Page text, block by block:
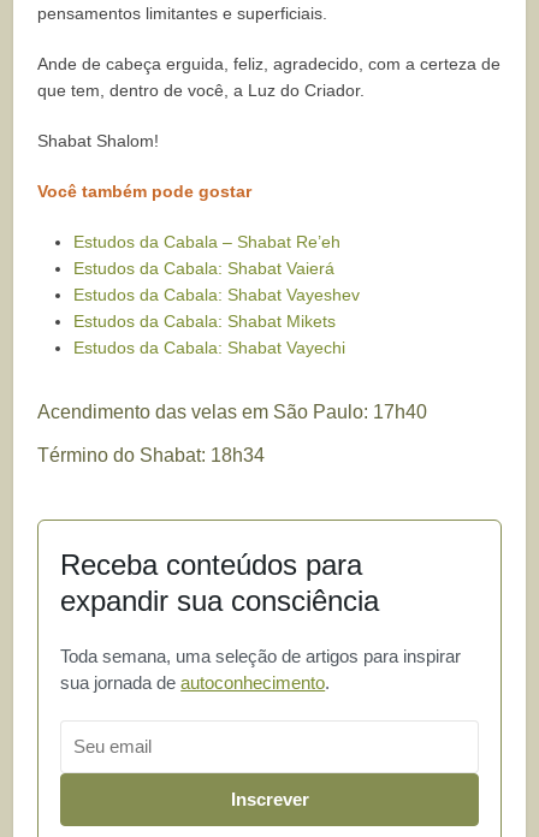
pensamentos limitantes e superficiais.
Ande de cabeça erguida, feliz, agradecido, com a certeza de
que tem, dentro de você, a Luz do Criador.
Shabat Shalom!
Você também pode gostar
Estudos da Cabala – Shabat Re’eh
Estudos da Cabala: Shabat Vaierá
Estudos da Cabala: Shabat Vayeshev
Estudos da Cabala: Shabat Mikets
Estudos da Cabala: Shabat Vayechi
Acendimento das velas em São Paulo: 17h40
Término do Shabat: 18h34
Receba conteúdos para
expandir sua consciência
Toda semana, uma seleção de artigos para inspirar
sua jornada deautoconhecimento.
Inscrever